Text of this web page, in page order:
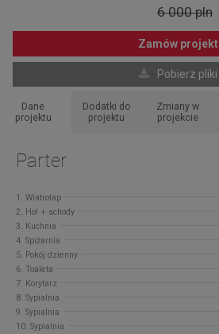
6 000 pln
Zamów projekt
Pobierz pliki
Dane
projektu
Dodatki do
projektu
Zmiany w
projekcie
Parter
1. Wiatrołap
2. Hol + schody
3. Kuchnia
4. Spiżarnia
5. Pokój dzienny
6. Toaleta
7. Korytarz
8. Sypialnia
9. Sypialnia
10. Sypialnia